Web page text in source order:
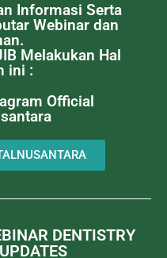
Informasi Serta
Webinar dan
Melakukan Hal
ini :
Official
DENTISTRY